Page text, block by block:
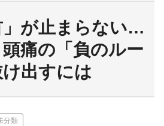
」が止まらない…
痛の「負のルー
出すには
分類